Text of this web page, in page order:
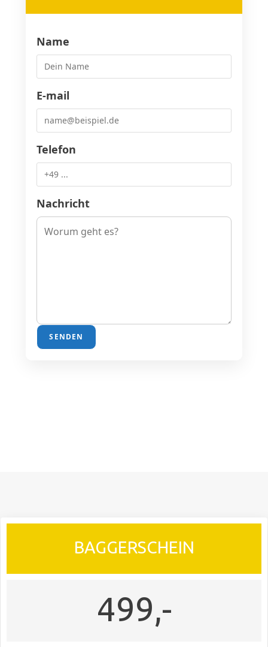
Name
E-mail
Telefon
Nachricht
SENDEN
BAGGERSCHEIN
499,-